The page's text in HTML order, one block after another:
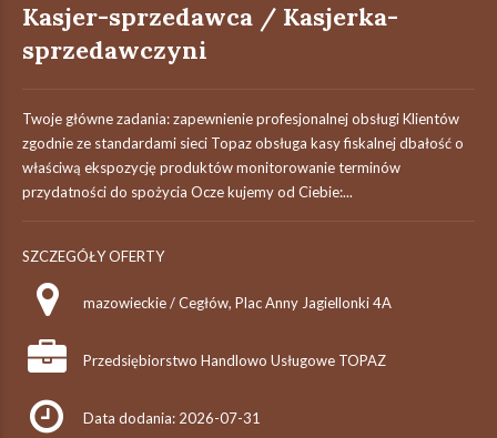
Kasjer-sprzedawca / Kasjerka-
sprzedawczyni
Twoje główne zadania: zapewnienie profesjonalnej obsługi Klientów
zgodnie ze standardami sieci Topaz obsługa kasy fiskalnej dbałość o
właściwą ekspozycję produktów monitorowanie terminów
przydatności do spożycia Ocze kujemy od Ciebie:...
SZCZEGÓŁY OFERTY
mazowieckie / Cegłów, Plac Anny Jagiellonki 4A
Przedsiębiorstwo Handlowo Usługowe TOPAZ
Data dodania: 2026-07-31